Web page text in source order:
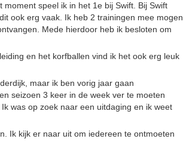
moment speel ik in het 1e bij Swift. Bij Swift
ook erg vaak. Ik heb 2 trainingen mee mogen
Mede hierdoor heb ik besloten om
en het korfballen vind ik het ook erg leuk
maar ik ben vorig jaar gaan
seizoen 3 keer in de week ver te moeten
was op zoek naar een uitdaging en ik weet
Ik kijk er naar uit om iedereen te ontmoeten